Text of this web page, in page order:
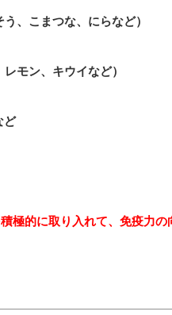
、こまつな、にらなど）
モン、キウイなど）
ど
極的に取り入れて、免疫力